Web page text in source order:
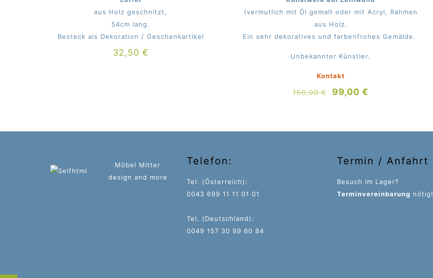
aus Holz geschnitzt,
54cm lang.
Besteck als Dekoration / Geschenkartikel
32,50 €
(vermutlich mit Öl gemalt oder mit Acryl, Rahmen
aus Holz.
Ein sehr dekoratives und farbenfrohes Gemälde.
Unbekannter Künstler.
Kontakt
150,00€
Ursprünglicher
99,00€
Möbel Mitter
design and more
Telefon:
Tel. (Österreich):
0043 699 11 11 01 01
Tel. (Deutschland):
0049 157 30 99 60 84
Termin / Anfahrt
Besuch im Lager?
Terminvereinbarung nötig!